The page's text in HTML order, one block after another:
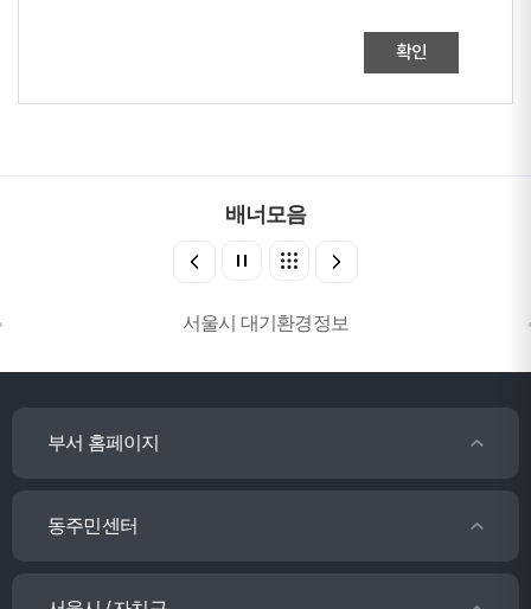
확인
배너모음
서울시 대기환경정보
부서 홈페이지
동주민센터